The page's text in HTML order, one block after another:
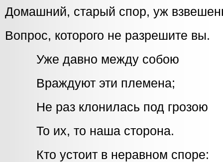
Домашний, старый спор, уж
Вопрос, которого не разрешите вы.
Уже давно между собою
Враждуют эти племена;
Не раз клонилась под грозою
То их, то наша сторона.
Кто устоит в неравном споре: